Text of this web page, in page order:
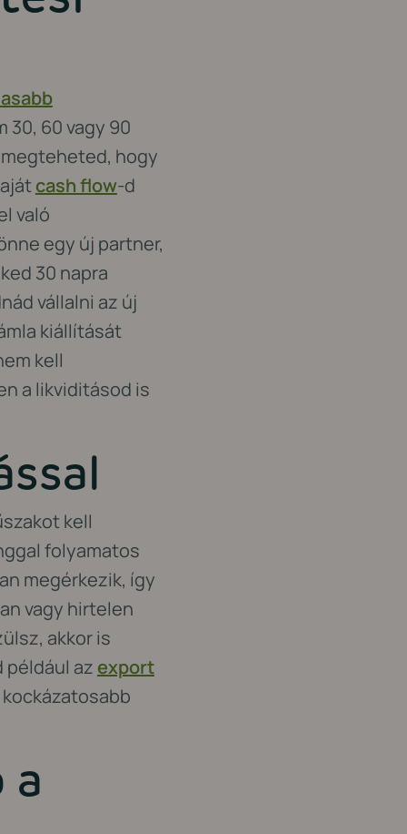
30, 60 vagy 90
hogy
cash flow-d
való
egy új partner,
30 napra
vállalni az új
kiállítását
kell
a likviditásod is
kell
folyamatos
megérkezik, így
vagy hirtelen
akkor is
például az export
a